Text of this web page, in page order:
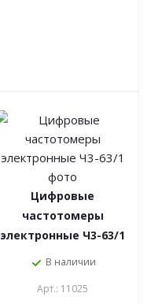
Цифровые
частотомеры
электронные Ч3-63/1
В наличии
Арт.: 11025